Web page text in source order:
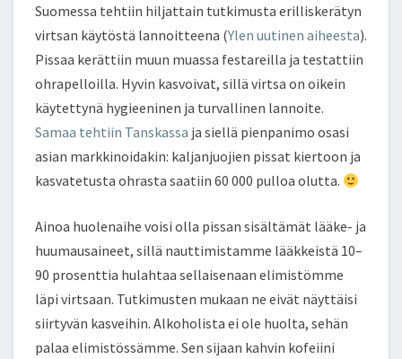
Suomessa tehtiin hiljattain tutkimusta erilliskerätyn
virtsan käytöstä lannoitteena (Ylen uutinen aiheesta).
Pissaa kerättiin muun muassa festareilla ja testattiin
ohrapelloilla. Hyvin kasvoivat, sillä virtsa on oikein
käytettynä hygieeninen ja turvallinen lannoite.
Samaa tehtiin Tanskassa ja siellä pienpanimo osasi
asian markkinoidakin: kaljanjuojien pissat kiertoon ja
kasvatetusta ohrasta saatiin 60 000 pulloa olutta.
Ainoa huolenaihe voisi olla pissan sisältämät lääke- ja
huumausaineet, sillä nauttimistamme lääkkeistä 10–
90 prosenttia hulahtaa sellaisenaan elimistömme
läpi virtsaan. Tutkimusten mukaan ne eivät näyttäisi
siirtyvän kasveihin. Alkoholista ei ole huolta, sehän
palaa elimistössämme. Sen sijaan kahvin kofeiini